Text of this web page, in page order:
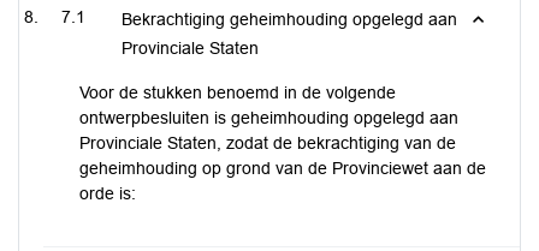
7.1
Bekrachtiging geheimhouding opgelegd aan
Provinciale Staten
Voor de stukken benoemd in de volgende
ontwerpbesluiten is geheimhouding opgelegd aan
Provinciale Staten, zodat de bekrachtiging van de
geheimhouding op grond van de Provinciewet aan de
orde is: